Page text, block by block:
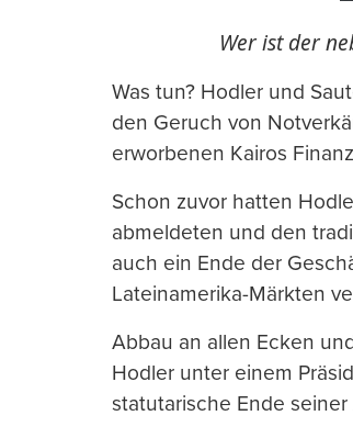
Wer ist der
Was tun? Hodler und
den Geruch von
erworbenen Kairos
Schon zuvor hatten
abmeldeten und den
auch ein Ende der
Lateinamerika-Märkten
Abbau an allen Ecken
Hodler unter einem
statutarische Ende